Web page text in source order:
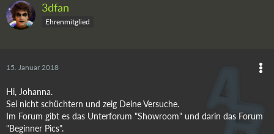
3dfan
Ehrenmitglied
15. Januar 2018
Hi, Johanna.
Sei nicht schüchtern und zeig Deine Versuche.
Im Forum gibt es das Unterforum "Showroom" und darin das Forum
"Beginner Pics".